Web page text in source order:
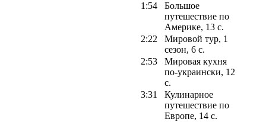
1:54
Большое
путешествие по
Америке, 13 с.
2:22
Мировой тур, 1
сезон, 6 с.
2:53
Мировая кухня
по-украински, 12
с.
3:31
Кулинарное
путешествие по
Европе, 14 с.